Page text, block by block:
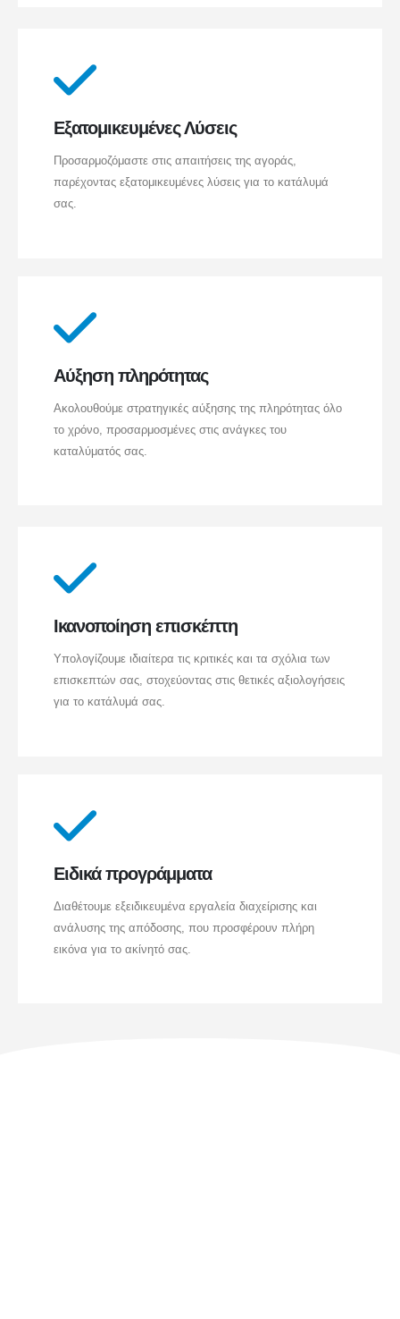
Εξατομικευμένες Λύσεις
Προσαρμοζόμαστε στις απαιτήσεις της αγοράς,
παρέχοντας εξατομικευμένες λύσεις για το κατάλυμά
σας.
Αύξηση πληρότητας
Ακολουθούμε στρατηγικές αύξησης της πληρότητας όλο
το χρόνο, προσαρμοσμένες στις ανάγκες του
καταλύματός σας.
Ικανοποίηση επισκέπτη
Υπολογίζουμε ιδιαίτερα τις κριτικές και τα σχόλια των
επισκεπτών σας, στοχεύοντας στις θετικές αξιολογήσεις
για το κατάλυμά σας.
Ειδικά προγράμματα
Διαθέτουμε εξειδικευμένα εργαλεία διαχείρισης και
ανάλυσης της απόδοσης, που προσφέρουν πλήρη
εικόνα για το ακίνητό σας.